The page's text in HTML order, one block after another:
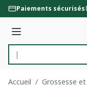
Aller au contenu
Paiements sécurisés
Menu
Rechercher
Accueil / Grossesse